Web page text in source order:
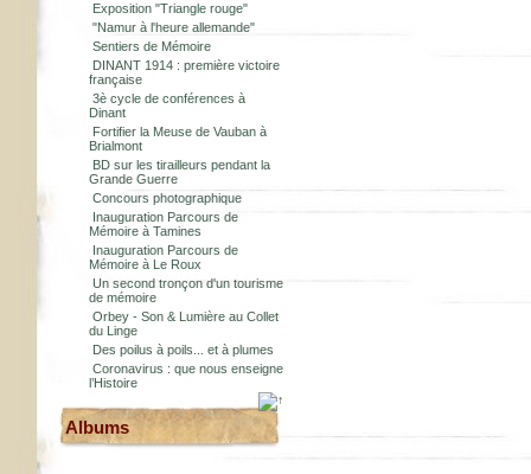
Exposition "Triangle rouge"
"Namur à l'heure allemande"
Sentiers de Mémoire
DINANT 1914 : première victoire
française
3è cycle de conférences à
Dinant
Fortifier la Meuse de Vauban à
Brialmont
BD sur les tirailleurs pendant la
Grande Guerre
Concours photographique
Inauguration Parcours de
Mémoire à Tamines
Inauguration Parcours de
Mémoire à Le Roux
Un second tronçon d'un tourisme
de mémoire
Orbey - Son & Lumière au Collet
du Linge
Des poilus à poils... et à plumes
Coronavirus : que nous enseigne
l’Histoire
Albums